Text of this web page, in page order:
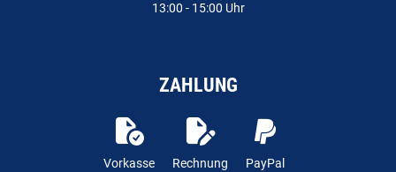
13:00 - 15:00 Uhr
ZAHLUNG
Vorkasse Rechnung PayPal